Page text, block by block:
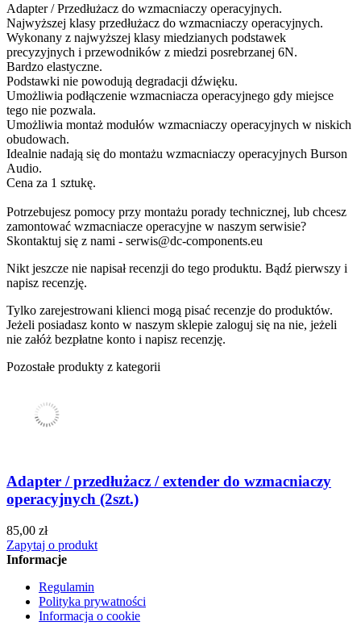
Adapter / Przedłużacz do wzmacniaczy operacyjnych.
Najwyższej klasy przedłużacz do wzmacniaczy operacyjnych.
Wykonany z najwyższej klasy miedzianych podstawek
precyzyjnych i przewodników z miedzi posrebrzanej 6N.
Bardzo elastyczne.
Podstawki nie powodują degradacji dźwięku.
Umożliwia podłączenie wzmacniacza operacyjnego gdy miejsce
tego nie pozwala.
Umożliwia montaż modułów wzmacniaczy operacyjnych w niskich
obudowach.
Idealnie nadają się do montażu wzmacniaczy operacyjnych Burson
Audio.
Cena za 1 sztukę.
Potrzebujesz pomocy przy montażu porady technicznej, lub chcesz
zamontować wzmacniacze operacyjne w naszym serwisie?
Skontaktuj się z nami - serwis@dc-components.eu
Nikt jeszcze nie napisał recenzji do tego produktu. Bądź pierwszy i
napisz recenzję.
Tylko zarejestrowani klienci mogą pisać recenzje do produktów.
Jeżeli posiadasz konto w naszym sklepie zaloguj się na nie, jeżeli
nie załóż bezpłatne konto i napisz recenzję.
Pozostałe produkty z kategorii
Adapter / przedłużacz / extender do wzmacniaczy
operacyjnych (2szt.)
85,00 zł
Zapytaj o produkt
Informacje
Regulamin
Polityka prywatności
Informacja o cookie